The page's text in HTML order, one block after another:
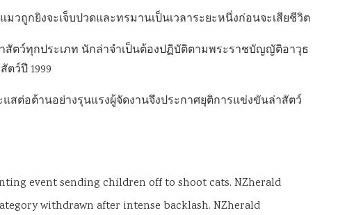
ถูกยิงจะเจ็บปวดและทรมานเป็นเวลาระยะหนึ่งก่อนจะเสียชีวิต
าสัตว์ทุกประเภท นักล่าจำเป็นต้องปฏิบัติตามพระราชบัญญัติอาวุธ
ว์ปี 1999
สต่อต้านอย่างรุนแรงผู้จัดงานจึงประกาศยุติการแข่งขันล่าสัตว์
event sending children off to shoot cats. NZherald
withdrawn after intense backlash. NZherald